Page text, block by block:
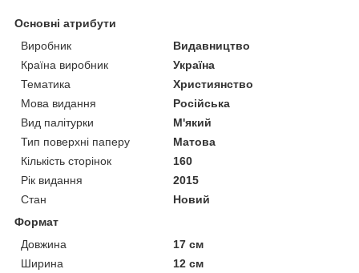
Основні атрибути
Виробник
Видавництво
Країна виробник
Україна
Тематика
Християнство
Мова видання
Російська
Вид палітурки
М'який
Тип поверхні паперу
Матова
Кількість сторінок
160
Рік видання
2015
Стан
Новий
Формат
Довжина
17 см
Ширина
12 см